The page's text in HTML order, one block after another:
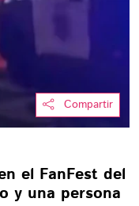
Compartir
el FanFest del
y una persona